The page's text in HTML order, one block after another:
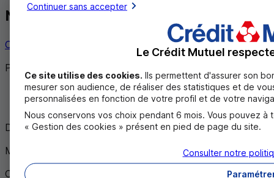
Nous contacter
Contacter un conseiller
Partagez cet article
Twitter
Facebook
Document à caractère publicitaire
Mai 2026
Offre disponible en Caisses de Crédit Mutuel participant à
Continuer sans accepter
Le Crédit Mutuel
Ce site utilise des cookies. Ils permettent d'assurer son
mesurer son audience, de réaliser des statistiques et de
personnalisées en fonction de votre profil et de votre
Nous conservons vos choix pendant 6 mois. Vous pouvez à
« Gestion des cookies » présent en pied de page du site.
Consulter notre